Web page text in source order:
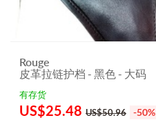
Rouge
皮革拉链护档 - 黑色 - 大码
有存货
US$25.48 US$50.96 -50%